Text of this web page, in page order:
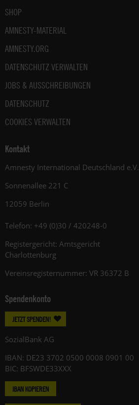
SHOP
AMNESTY-MATERIAL
AMNESTY.ORG
DATENSCHUTZ VERWALTEN
JOBS & AUSSCHREIBUNGEN
DATENSCHUTZ
COOKIES VERWALTEN
Kontakt
Amnesty International Deutschland e.V.
Sonnenallee 221 C
12059 Berlin
Telefon: +49 (0)30 / 420248-0
Registergericht: Amtsgericht
Charlottenburg
Vereinsregisternummer: VR 36372 B
Spendenkonto
JETZT SPENDEN!
SozialBank AG
IBAN: DE23 3702 0500 0008 0901 00
BIC: BFSWDE33XXX
IBAN KOPIEREN